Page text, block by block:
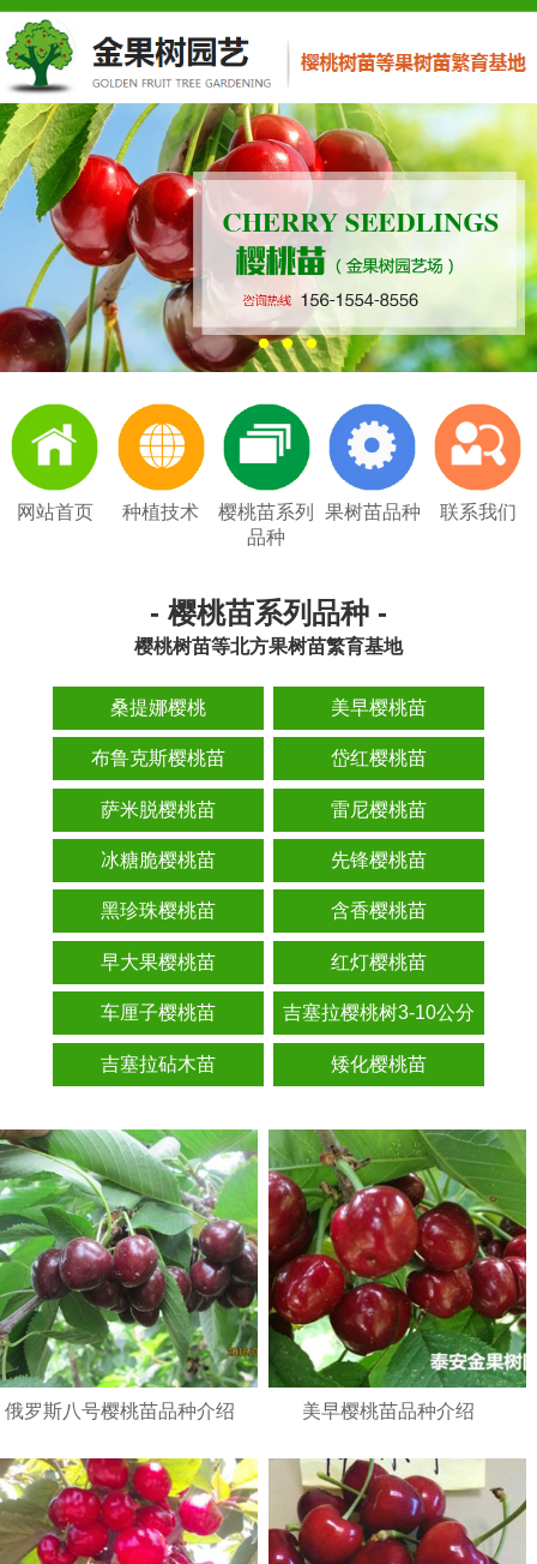
1 2 3
网站首页 种植技术
樱桃苗系列
品种
果树苗品种 联系我们
- 樱桃苗系列品种 -
樱桃树苗等北方果树苗繁育基地
桑提娜樱桃 美早樱桃苗
布鲁克斯樱桃苗 岱红樱桃苗
萨米脱樱桃苗 雷尼樱桃苗
冰糖脆樱桃苗 先锋樱桃苗
黑珍珠樱桃苗 含香樱桃苗
早大果樱桃苗 红灯樱桃苗
车厘子樱桃苗 吉塞拉樱桃树3-10公分
吉塞拉砧木苗 矮化樱桃苗
俄罗斯八号樱桃苗品种介绍 美早樱桃苗品种介绍